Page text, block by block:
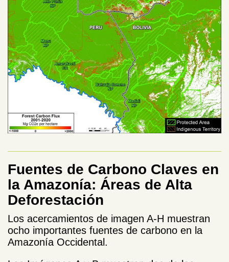
Fuentes de Carbono Claves en
la Amazonía: Áreas de Alta
Deforestación
Los acercamientos de imagen A-H muestran
ocho importantes fuentes de carbono en la
Amazonía Occidental.